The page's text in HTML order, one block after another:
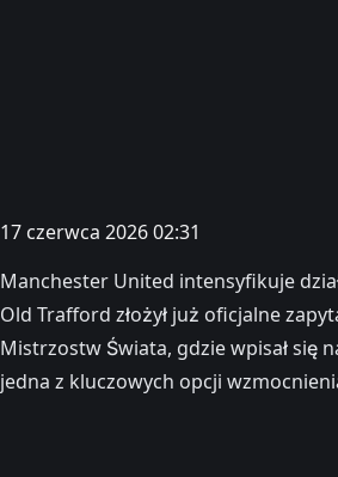
17 czerwca 2026 02:31
Manchester United intensyfikuje
Old Trafford złożył już oficjalne
Mistrzostw Świata, gdzie wpisał się
jedna z kluczowych opcji